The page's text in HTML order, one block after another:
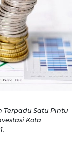
Terpadu Satu Pintu
Kota